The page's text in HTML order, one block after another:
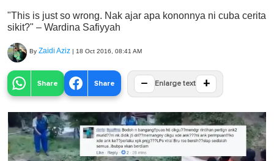
"This is just so wrong. Nak ajar apa kononnya ni cuba cerita
sikit?" – Wardina Safiyyah
By Zaidi Aziz | 18 Oct 2016, 08:41 AM
Share Share − Enlarge text +